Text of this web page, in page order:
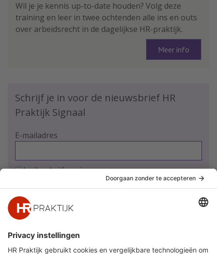
Wil je je kennis up-to-date houden? Volg deze
training en leer in twee ochtenden alle ins en outs
over arbeidsrecht in de dagelijkse HR-praktijk.
Meer info
Schrijf je in voor de nieuwsbrief HR
Praktijk Signaal
E-mailadres
Ja, ik schrijf me in